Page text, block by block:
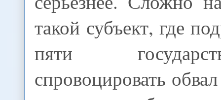
такой субъект, где
пяти
спровоцировать